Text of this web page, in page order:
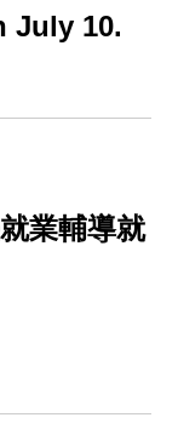
July 10.
業輔導就